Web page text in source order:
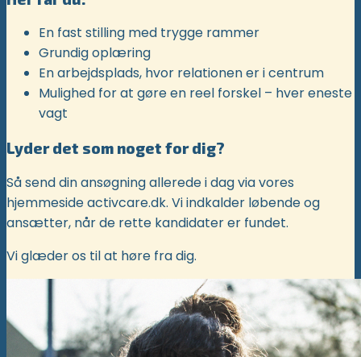
En fast stilling med trygge rammer
Grundig oplæring
En arbejdsplads, hvor relationen er i centrum
Mulighed for at gøre en reel forskel – hver eneste
vagt
Lyder det som noget for dig?
Så send din ansøgning allerede i dag via vores
hjemmeside activcare.dk. Vi indkalder løbende og
ansætter, når de rette kandidater er fundet.
Vi glæder os til at høre fra dig.